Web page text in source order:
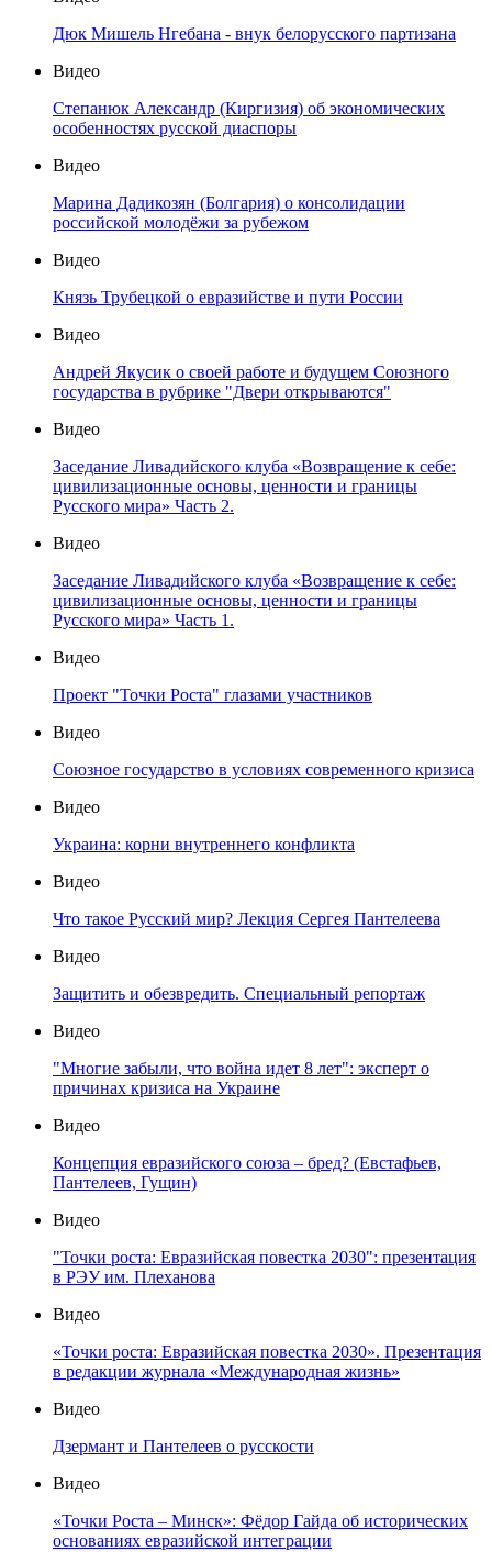
Дюк Мишель Нгебана - внук белорусского партизана
Видео
Степанюк Александр (Киргизия) об экономических
особенностях русской диаспоры
Видео
Марина Дадикозян (Болгария) о консолидации
российской молодёжи за рубежом
Видео
Князь Трубецкой о евразийстве и пути России
Видео
Андрей Якусик о своей работе и будущем Союзного
государства в рубрике "Двери открываются"
Видео
Заседание Ливадийского клуба «Возвращение к себе:
цивилизационные основы, ценности и границы
Русского мира» Часть 2.
Видео
Заседание Ливадийского клуба «Возвращение к себе:
цивилизационные основы, ценности и границы
Русского мира» Часть 1.
Видео
Проект "Точки Роста" глазами участников
Видео
Союзное государство в условиях современного кризиса
Видео
Украина: корни внутреннего конфликта
Видео
Что такое Русский мир? Лекция Сергея Пантелеева
Видео
Защитить и обезвредить. Специальный репортаж
Видео
"Многие забыли, что война идет 8 лет": эксперт о
причинах кризиса на Украине
Видео
Концепция евразийского союза – бред? (Евстафьев,
Пантелеев, Гущин)
Видео
"Точки роста: Евразийская повестка 2030": презентация
в РЭУ им. Плеханова
Видео
«Точки роста: Евразийская повестка 2030». Презентация
в редакции журнала «Международная жизнь»
Видео
Дзермант и Пантелеев о русскости
Видео
«Точки Роста – Минск»: Фёдор Гайда об исторических
основаниях евразийской интеграции